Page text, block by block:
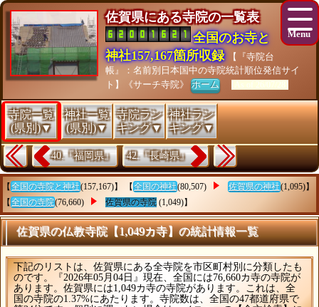
佐賀県にある寺院の一覧表
全国のお寺と
神社157,167箇所収録
【『寺院台
帳』：名前別日本国中の寺院統計順位発信サイ
ト】《サーチ寺院》ホーム [As of 26/07/28]
寺院一覧
(県別)▼
神社一覧
(県別)▼
寺院ラン
キング▼
神社ラン
キング▼
40.『福岡県』 42.『長崎県』
【 全国の寺院と神社(157,167)】 【 全国の神社(80,507) 佐賀県の神社(1,095)】
【 全国の寺院(76,660) 佐賀県の寺院 (1,049)】
佐賀県の仏教寺院【1,049カ寺】の統計情報一覧
下記のリストは、佐賀県にある全寺院を市区町村別に分類したも
のです。『2026年05月04日』現在、全国には76,660カ寺の寺院が
あります。佐賀県には1,049カ寺の寺院があります。これは、全
国の寺院の1.37%にあたります。寺院数は、全国の47都道府県で